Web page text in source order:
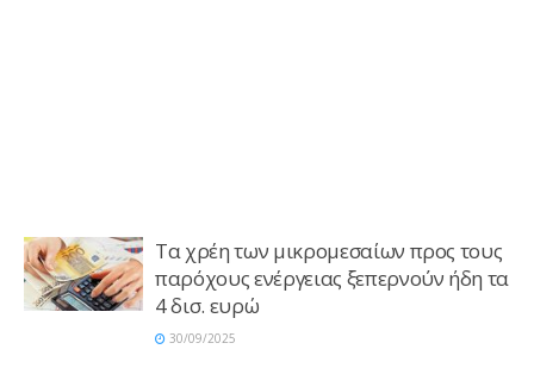
Τα χρέη των μικρομεσαίων προς τους
παρόχους ενέργειας ξεπερνούν ήδη τα
4 δισ. ευρώ
30/09/2025